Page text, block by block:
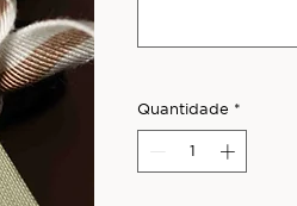
Quantidade *